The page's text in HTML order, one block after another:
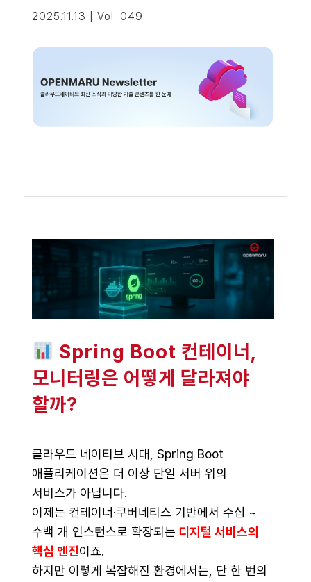
2025.11.13 | Vol. 049
Spring Boot 컨테이너,
모니터링은 어떻게 달라져야
할까?
클라우드 네이티브 시대, Spring Boot
애플리케이션은 더 이상 단일 서버 위의
서비스가 아닙니다.
이제는 컨테이너·쿠버네티스 기반에서 수십 ~
수백 개 인스턴스로 확장되는 디지털 서비스의
핵심 엔진이죠.
하지만 이렇게 복잡해진 환경에서는, 단 한 번의